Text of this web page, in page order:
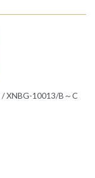
/ XNBG-10013/B～C